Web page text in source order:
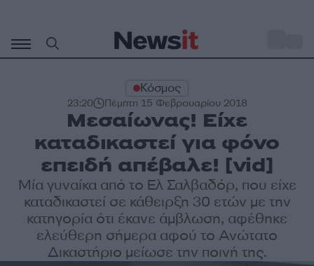
περιεχόμενο
Κόσμος
23:20 Πέμπτη 15 Φεβρουαρίου 2018
Μεσαίωνας! Είχε
καταδικαστεί για φόνο
επειδή απέβαλε! [vid]
Μία γυναίκα από το Ελ Σαλβαδόρ, που είχε
καταδικαστεί σε κάθειρξη 30 ετών με την
κατηγορία ότι έκανε άμβλωση, αφέθηκε
ελεύθερη σήμερα αφού το Ανώτατο
Δικαστήριο μείωσε την ποινή της.